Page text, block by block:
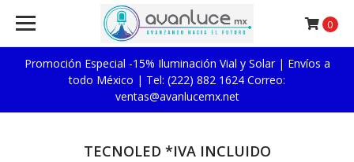
Promoción Especial -15% Iluminación Vial y Solar | Envíos a
todo México | Tel: (222) 882 1624 Correo:
ventas@avanlucemx.net
0
TECNOLED *IVA INCLUIDO